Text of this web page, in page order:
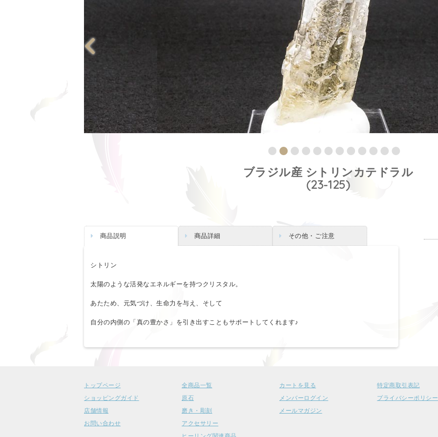
ブラジル産 シトリンカテドラル
(23-125)
商品説明 商品詳細 その他・ご注意
シトリン
太陽のような活発なエネルギーを持つクリスタル。
あたため、元気づけ、生命力を与え、そして
自分の内側の「真の豊かさ」を引き出すこともサポートしてくれます♪
トップページ
ショッピングガイド
店舗情報
お問い合わせ
全商品一覧
原石
磨き・彫刻
アクセサリー
カートを見る
メンバーログイン
メールマガジン
特定商取引表記
プライバシーポリシー